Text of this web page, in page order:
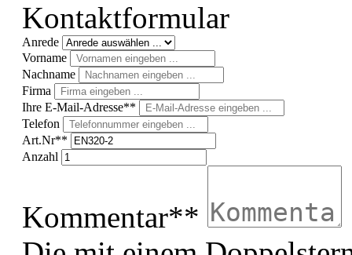
Kontaktformular
Anrede
Vorname
Nachname
Firma
Ihre E-Mail-Adresse**
Telefon
Art.Nr**
Anzahl
Kommentar**